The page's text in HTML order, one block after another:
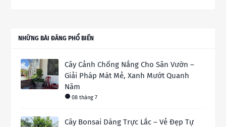
NHỮNG BÀI ĐĂNG PHỔ BIẾN
Cây Cảnh Chống Nắng Cho Sân Vườn –
Giải Pháp Mát Mẻ, Xanh Mướt Quanh
Năm
08 tháng 7
Cây Bonsai Dáng Trực Lắc – Vẻ Đẹp Tự